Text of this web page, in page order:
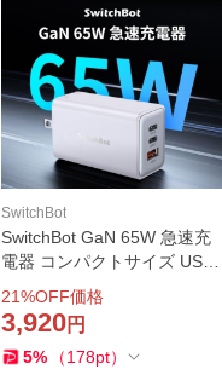
SwitchBot
SwitchBot GaN 65W 急速充
電器 コンパクトサイズ USB
PD対応 Android スマートフ
ォン iPad その他 各種機器対
応 (ホワイト)
21%OFF価格
3,920円
5% （178pt）